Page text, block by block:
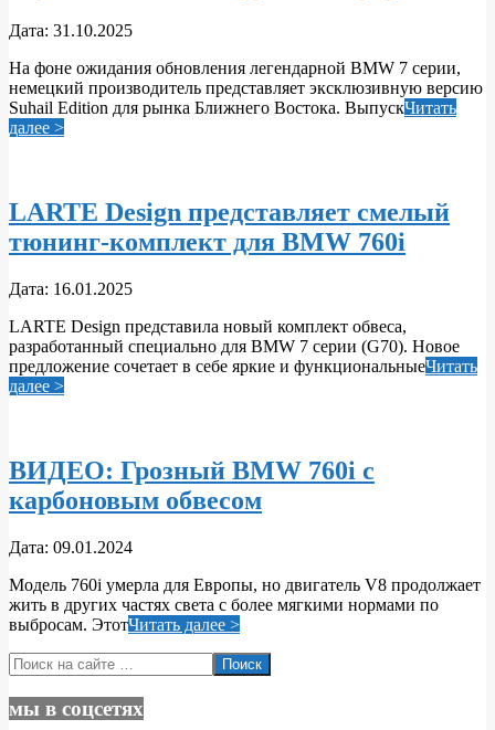
2025-
31
Дата: 31.10.2025
На фоне ожидания обновления легендарной BMW 7 серии,
немецкий производитель представляет эксклюзивную версию
Suhail Edition для рынка Ближнего Востока. ВыпускЧитать
далее >
LARTE Design представляет смелый
тюнинг-комплект для BMW 760i
2025-
16
Дата: 16.01.2025
LARTE Design представила новый комплект обвеса,
разработанный специально для BMW 7 серии (G70). Новое
предложение сочетает в себе яркие и функциональныеЧитать
далее >
ВИДЕО: Грозный BMW 760i с
карбоновым обвесом
2024-
09
Дата: 09.01.2024
Модель 760i умерла для Европы, но двигатель V8 продолжает
жить в других частях света с более мягкими нормами по
выбросам. ЭтотЧитать далее >
Поиск
мы в соцсетях